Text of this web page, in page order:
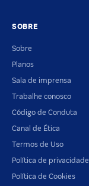
SOBRE
Sobre
Planos
Sala de imprensa
Trabalhe conosco
Código de Conduta
Canal de Ética
Termos de Uso
Política de privacidade
Política de Cookies